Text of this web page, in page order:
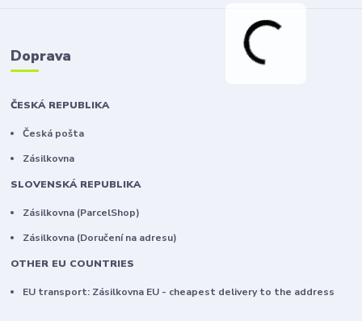
Doprava
ČESKÁ REPUBLIKA
Česká pošta
Zásilkovna
SLOVENSKÁ REPUBLIKA
Zásilkovna (ParcelShop)
Zásilkovna (Doručení na adresu)
OTHER EU COUNTRIES
EU transport: Zásilkovna EU - cheapest delivery to the address